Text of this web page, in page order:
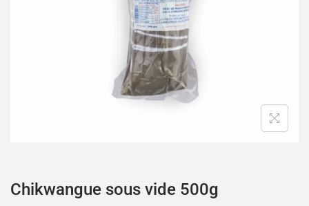
Chikwangue sous vide 500g